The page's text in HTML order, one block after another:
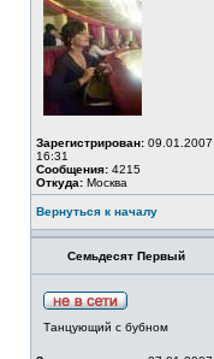
Зарегистрирован: 09.01.2007
16:31
Сообщения: 4215
Откуда: Москва
Вернуться к началу
Семьдесят Первый
Танцующий с бубном